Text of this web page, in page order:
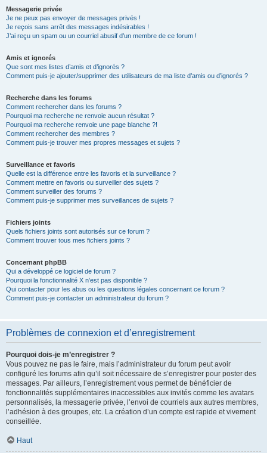
Messagerie privée
Je ne peux pas envoyer de messages privés !
Je reçois sans arrêt des messages indésirables !
J’ai reçu un spam ou un courriel abusif d’un membre de ce forum !
Amis et ignorés
Que sont mes listes d’amis et d’ignorés ?
Comment puis-je ajouter/supprimer des utilisateurs de ma liste d’amis ou d’ignorés ?
Recherche dans les forums
Comment rechercher dans les forums ?
Pourquoi ma recherche ne renvoie aucun résultat ?
Pourquoi ma recherche renvoie une page blanche ?!
Comment rechercher des membres ?
Comment puis-je trouver mes propres messages et sujets ?
Surveillance et favoris
Quelle est la différence entre les favoris et la surveillance ?
Comment mettre en favoris ou surveiller des sujets ?
Comment surveiller des forums ?
Comment puis-je supprimer mes surveillances de sujets ?
Fichiers joints
Quels fichiers joints sont autorisés sur ce forum ?
Comment trouver tous mes fichiers joints ?
Concernant phpBB
Qui a développé ce logiciel de forum ?
Pourquoi la fonctionnalité X n’est pas disponible ?
Qui contacter pour les abus ou les questions légales concernant ce forum ?
Comment puis-je contacter un administrateur du forum ?
Problèmes de connexion et d’enregistrement
Pourquoi dois-je m’enregistrer ?
Vous pouvez ne pas le faire, mais l’administrateur du forum peut avoir
configuré les forums afin qu’il soit nécessaire de s’enregistrer pour poster des
messages. Par ailleurs, l’enregistrement vous permet de bénéficier de
fonctionnalités supplémentaires inaccessibles aux invités comme les avatars
personnalisés, la messagerie privée, l’envoi de courriels aux autres membres,
l’adhésion à des groupes, etc. La création d’un compte est rapide et vivement
conseillée.
Haut